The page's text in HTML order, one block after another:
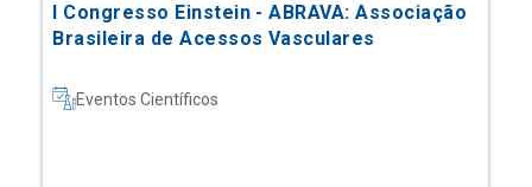
I Congresso Einstein - ABRAVA: Associação
Brasileira de Acessos Vasculares
Eventos Científicos